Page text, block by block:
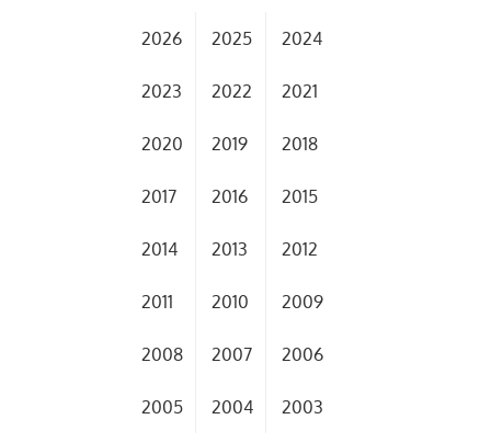
2026 2025 2024
2023 2022 2021
2020 2019 2018
2017 2016 2015
2014 2013 2012
2011 2010 2009
2008 2007 2006
2005 2004 2003